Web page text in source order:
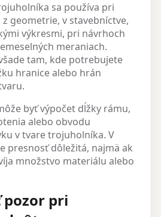
sa používa pri
geometrie, v stavebníctve,
výkresmi, pri návrhoch
meraniach.
tam, kde potrebujete
hranice alebo hrán
byť výpočet dĺžky rámu,
alebo obvodu
v tvare trojuholníka. V
presnosť dôležitá, najmä ak
množstvo materiálu alebo
pozor pri